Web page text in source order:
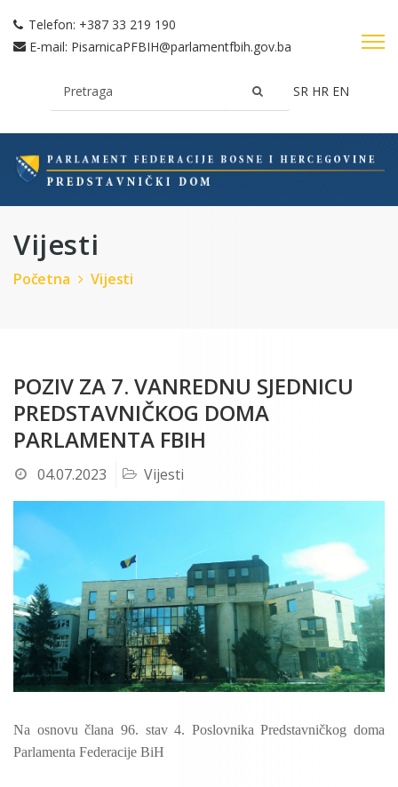
Telefon: +387 33 219 190
E-mail: PisarnicaPFBIH@parlamentfbih.gov.ba
SR HR EN
Vijesti
Početna Vijesti
POZIV ZA 7. VANREDNU SJEDNICU
PREDSTAVNIČKOG DOMA
PARLAMENTA FBIH
04.07.2023 Vijesti
Na osnovu člana 96. stav 4. Poslovnika Predstavničkog doma
Parlamenta Federacije BiH